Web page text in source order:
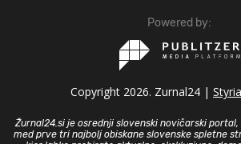
Powered by:
Copyright 2026. Zurnal24 |
Žurnal24.si je osrednji slovenski novičarski
med prve tri najbolj obiskane slovenske spletne